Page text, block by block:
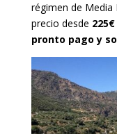
régimen de Media
precio desde
pronto pago y